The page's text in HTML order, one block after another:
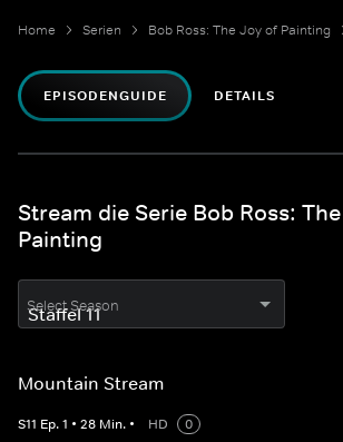
Home Serien Bob Ross: The Joy of Painting
EPISODENGUIDE DETAILS
Stream die Serie Bob Ross:
Painting
Select Season
Mountain Stream
S11 Ep.1 • 28 Min. • HD
0